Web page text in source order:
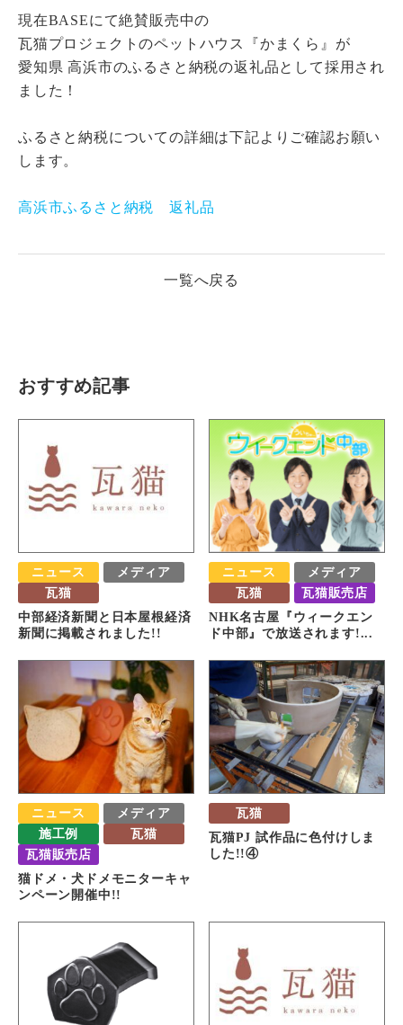
現在BASEにて絶賛販売中の
瓦猫プロジェクトのペットハウス『かまくら』が
愛知県 高浜市のふるさと納税の返礼品として採用され
ました！
ふるさと納税についての詳細は下記よりご確認お願い
します。
高浜市ふるさと納税 返礼品
一覧へ戻る
おすすめ記事
ニュース
メディア
瓦猫
中部経済新聞と日本屋根経済
新聞に掲載されました!!
ニュース
メディア
瓦猫
瓦猫販売店
NHK名古屋『ウィークエン
ド中部』で放送されます!...
ニュース
メディア
施工例
瓦猫
瓦猫販売店
猫ドメ・犬ドメモニターキャ
ンペーン開催中!!
瓦猫
瓦猫PJ 試作品に色付けしま
した!!④